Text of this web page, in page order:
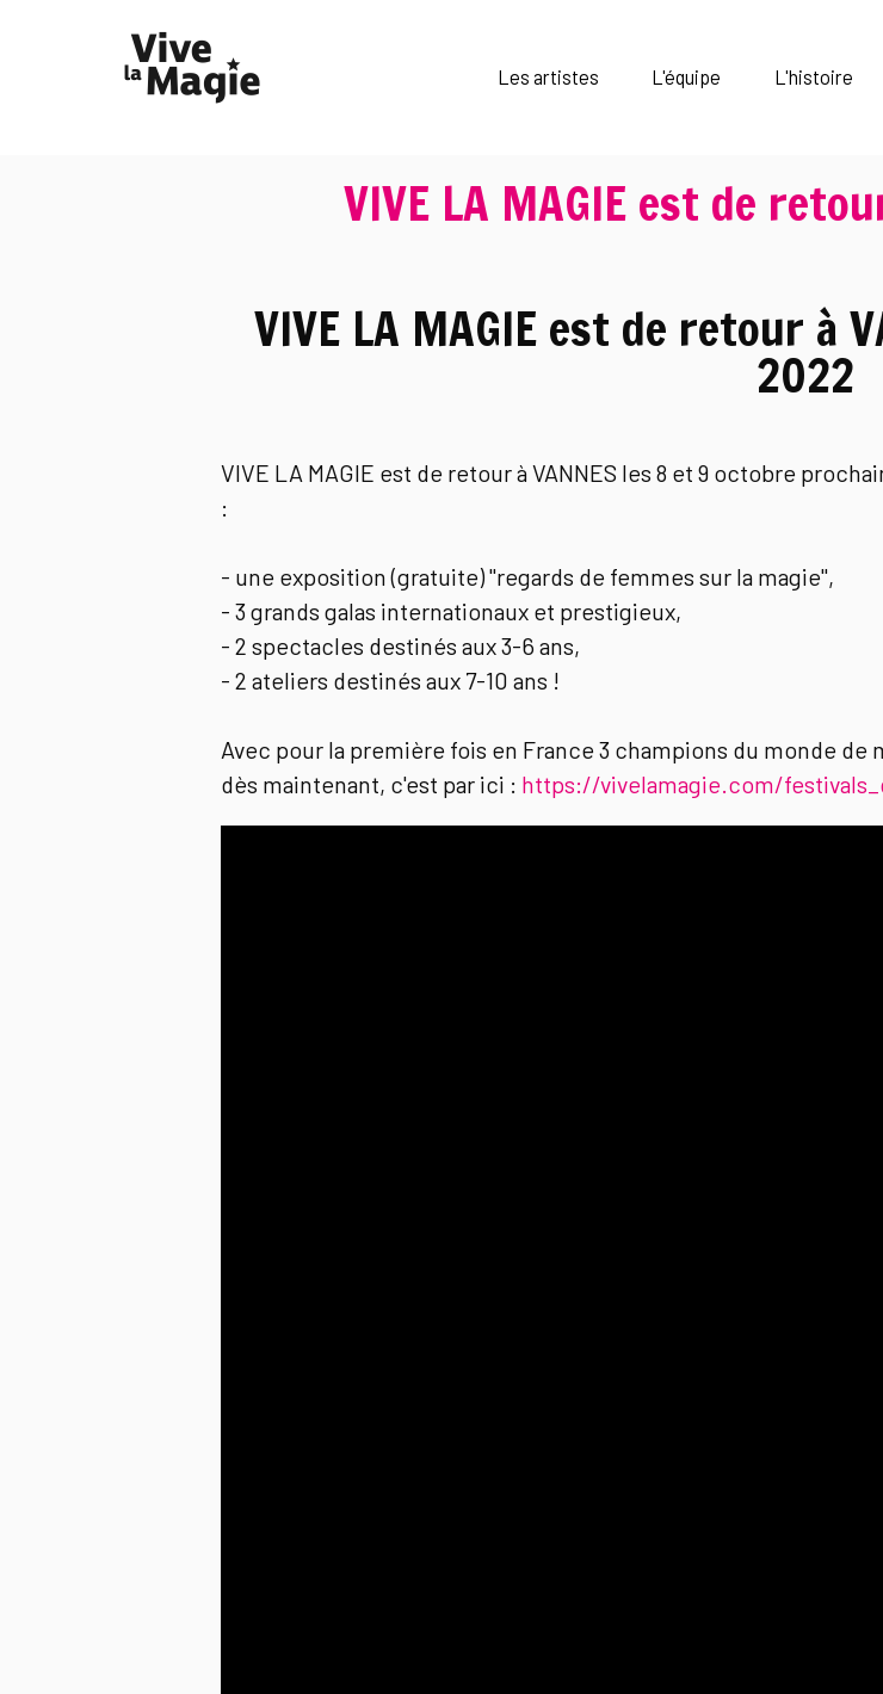
Les artistes L'équipe L'histoire
VIVE LA MAGIE est de
VIVE LA MAGIE est de retour à
2022
VIVE LA MAGIE est de retour à VANNES les 8 et 9 octobre
:
- une exposition (gratuite) "regards de femmes sur la magie",
- 3 grands galas internationaux et prestigieux,
- 2 spectacles destinés aux 3-6 ans,
- 2 ateliers destinés aux 7-10 ans !
Avec pour la première fois en France 3 champions du monde de
dès maintenant, c'est par ici : https://vivelamagie.com/